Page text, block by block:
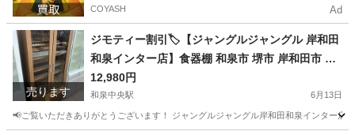
COYASH Ad
売ります
ジモティー割引🏷️【ジャングルジャングル 岸和田
和泉インター店】食器棚 和泉市 堺市 岸和田市 泉
大津市 高石市 泉北郡熊取町
12,980円
和泉中央駅 6月13日
📢ご覧いただきありがとうございます！ ジャングルジャングル岸和田和泉インター